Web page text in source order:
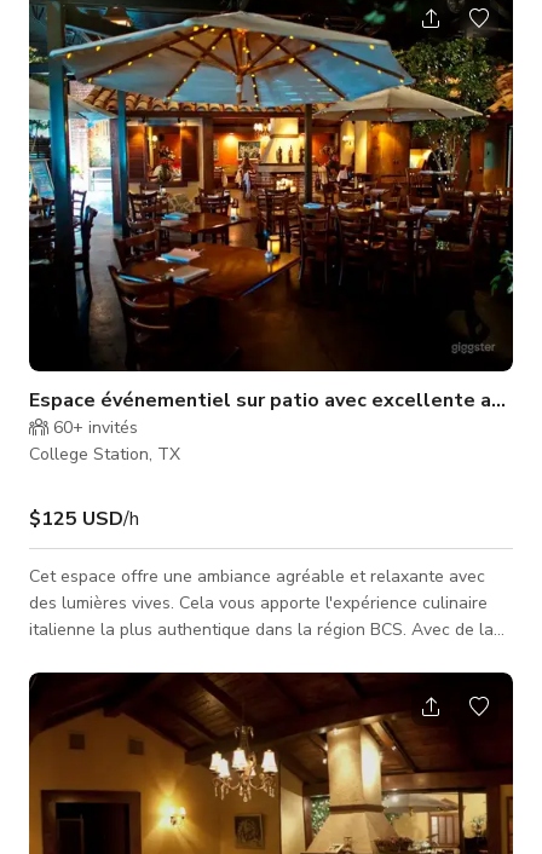
Espace événementiel sur patio avec excellente
60+ invités
College Station, TX
$125 USD/h
Cet espace offre une ambiance agréable et relaxante avec
des lumières vives. Cela vous apporte l'expérience culinaire
italienne la plus authentique dans la région BCS. Avec de la
service amical mais soigné, et vos recettes préférées faites
maison, vous serez sûr de venir savourer le moment avec nous
encore et encore.